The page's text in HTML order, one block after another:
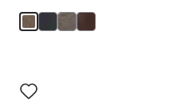
med
swatch-